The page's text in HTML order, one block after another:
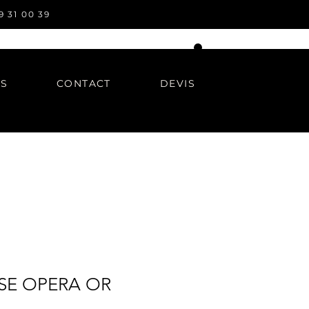
31 00 39
CONTACT DEVIS
OPERA OR